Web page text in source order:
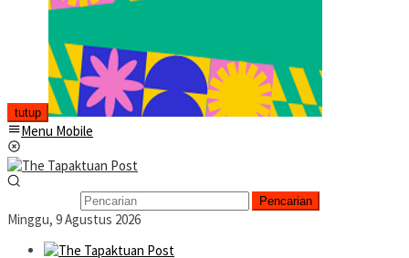
tutup
Menu Mobile
Pencarian
Minggu, 9 Agustus 2026